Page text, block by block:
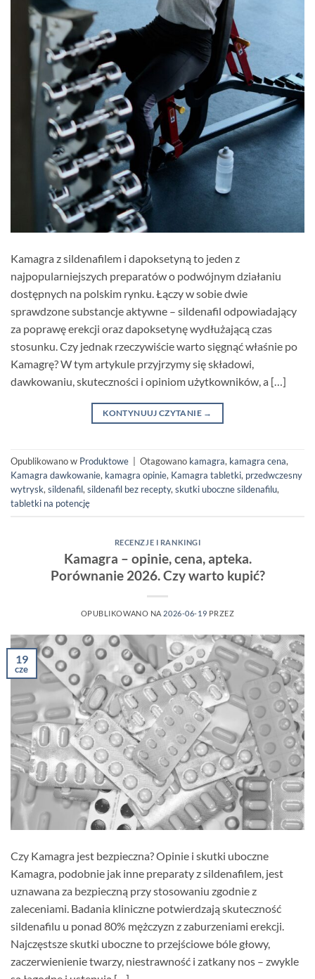
Kamagra z sildenafilem i dapoksetyną to jeden z
najpopularniejszych preparatów o podwójnym działaniu
dostępnych na polskim rynku. Łączy w sobie dwie
sprawdzone substancje aktywne – sildenafil odpowiadający
za poprawę erekcji oraz dapoksetynę wydłużającą czas
stosunku. Czy jednak rzeczywiście warto sięgnąć właśnie po
Kamagrę? W tym artykule przyjrzymy się składowi,
dawkowaniu, skuteczności i opiniom użytkowników, a […]
KONTYNUUJ CZYTANIE →
Opublikowano w Produktowe Otagowano kamagra, kamagra cena,
Kamagra dawkowanie, kamagra opinie, Kamagra tabletki, przedwczesny
wytrysk,sildenafil,sildenafil bez recepty,skutki uboczne sildenafilu,
tabletki na potencję
RECENZJE I RANKINGI
Kamagra – opinie, cena, apteka.
Porównanie 2026. Czy warto kupić?
OPUBLIKOWANO NA 2026-06-19 PRZEZ
19
cze
Czy Kamagra jest bezpieczna? Opinie i skutki uboczne
Kamagra, podobnie jak inne preparaty z sildenafilem, jest
uznawana za bezpieczną przy stosowaniu zgodnie z
zaleceniami. Badania kliniczne potwierdzają skuteczność
sildenafilu u ponad 80% mężczyzn z zaburzeniami erekcji.
Najczęstsze skutki uboczne to przejściowe bóle głowy,
zaczerwienienie twarzy, niestrawność i zatkany nos – zwykle